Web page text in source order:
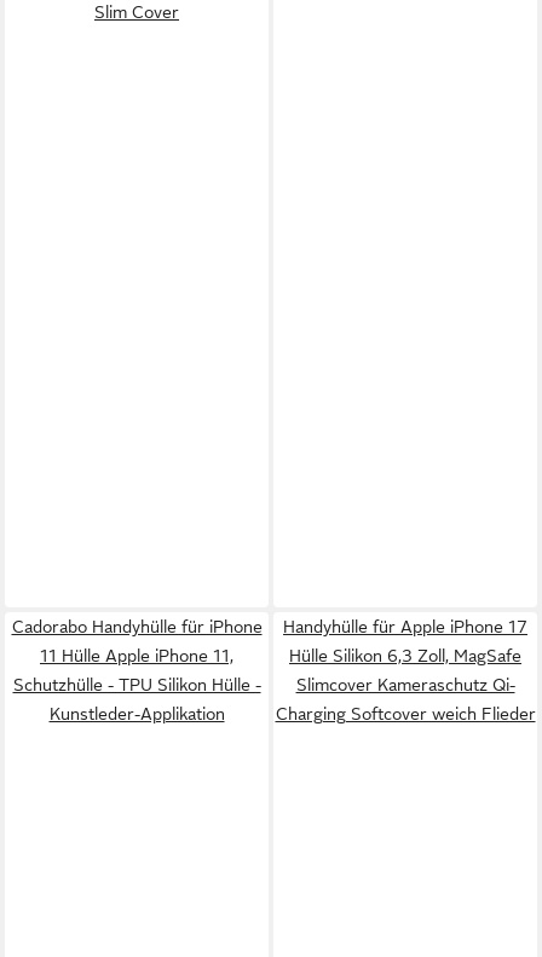
Slim Cover
Cadorabo Handyhülle für iPhone
11 Hülle Apple iPhone 11,
Schutzhülle - TPU Silikon Hülle -
Kunstleder-Applikation
Handyhülle für Apple iPhone 17
Hülle Silikon 6,3 Zoll, MagSafe
Slimcover Kameraschutz Qi-
Charging Softcover weich Flieder